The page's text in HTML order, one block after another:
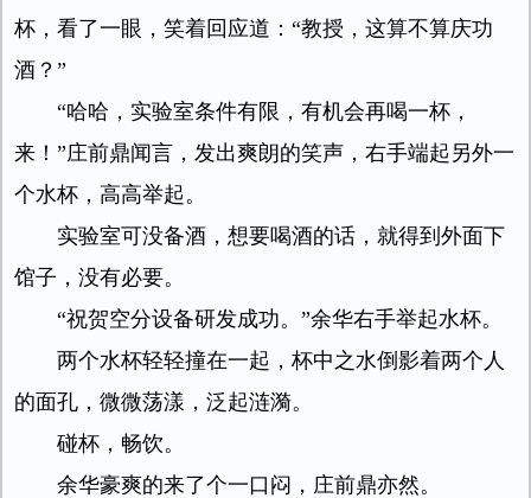
杯，看了一眼，笑着回应道：“教授，这算不算庆功
酒？”
“哈哈，实验室条件有限，有机会再喝一杯，
来！”庄前鼎闻言，发出爽朗的笑声，右手端起另外一
个水杯，高高举起。
实验室可没备酒，想要喝酒的话，就得到外面下
馆子，没有必要。
“祝贺空分设备研发成功。”余华右手举起水杯。
两个水杯轻轻撞在一起，杯中之水倒影着两个人
的面孔，微微荡漾，泛起涟漪。
碰杯，畅饮。
余华豪爽的来了个一口闷，庄前鼎亦然。